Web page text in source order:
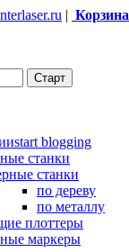
| Корзина
start blogging
станки
станки
по дереву
по металлу
плоттеры
маркеры